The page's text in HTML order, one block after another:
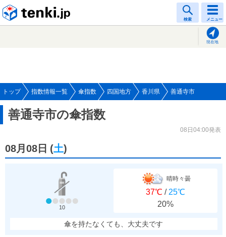
検索 メニュー
現在地
トップ 指数情報一覧 傘指数 四国地方 香川県 善通寺市
善通寺市の傘指数
08日04:00発表
08月08日 (土)
10
晴時々曇
37℃ / 25℃
20%
傘を持たなくても、大丈夫です